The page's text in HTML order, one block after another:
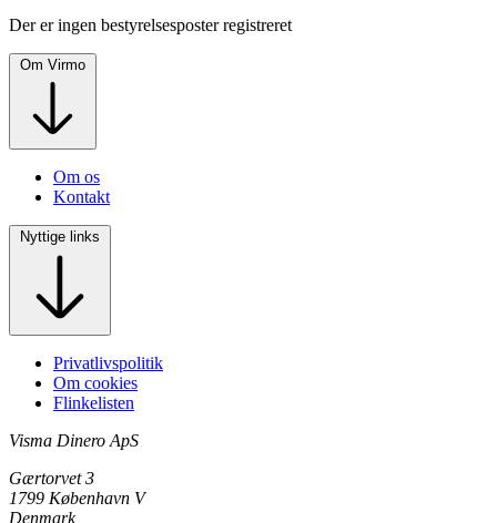
Der er ingen bestyrelsesposter registreret
Om Virmo
Om os
Kontakt
Nyttige links
Privatlivspolitik
Om cookies
Flinkelisten
Visma Dinero ApS
Gærtorvet 3
1799 København V
Denmark